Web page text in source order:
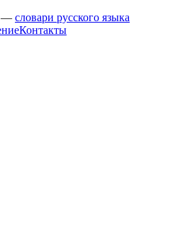
— словари русского языка
Контакты